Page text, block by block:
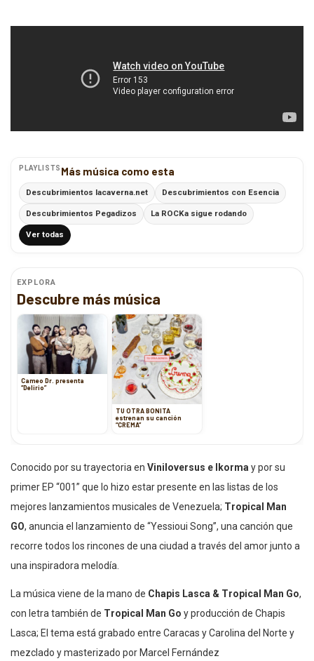
PLAYLISTS Más música como esta
Descubrimientos lacaverna.net Descubrimientos con Esencia
Descubrimientos Pegadizos La ROCKa sigue rodando
Ver todas
EXPLORA
Descubre más música
Cameo Dr. presenta
“Delirio”
TU OTRA BONITA
estrenan su canción
“CREMA”
Conocido por su trayectoria en Viniloversus e Ikorma y por su
primer EP “001” que lo hizo estar presente en las listas de los
mejores lanzamientos musicales de Venezuela; Tropical Man
GO, anuncia el lanzamiento de “Yessioui Song”, una canción que
recorre todos los rincones de una ciudad a través del amor junto a
una inspiradora melodía.
La música viene de la mano de Chapis Lasca & Tropical Man Go,
con letra también de Tropical Man Go y producción de Chapis
Lasca; El tema está grabado entre Caracas y Carolina del Norte y
mezclado y masterizado por Marcel Fernández